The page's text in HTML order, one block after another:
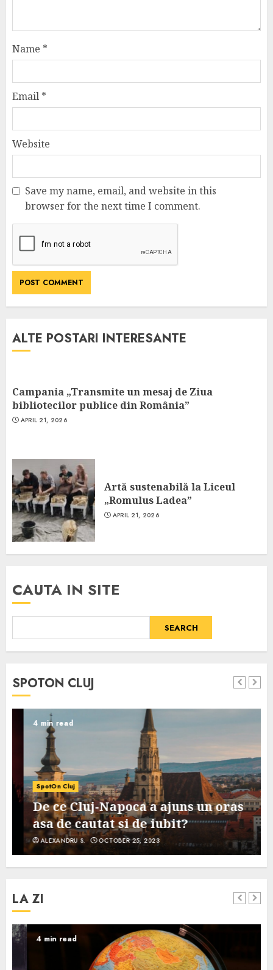
Name *
Email *
Website
Save my name, email, and website in this
browser for the next time I comment.
ALTE POSTARI INTERESANTE
Campania „Transmite un mesaj de Ziua
bibliotecilor publice din România”
APRIL 21, 2026
Artă sustenabilă la Liceul
„Romulus Ladea”
APRIL 21, 2026
CAUTA IN SITE
SEARCH
SPOTON CLUJ
4 min read
SpotOn Cluj
De ce Cluj-Napoca a ajuns un oras
asa de cautat si de iubit?
ALEXANDRU S. OCTOBER 25, 2023
LA ZI
4 min read